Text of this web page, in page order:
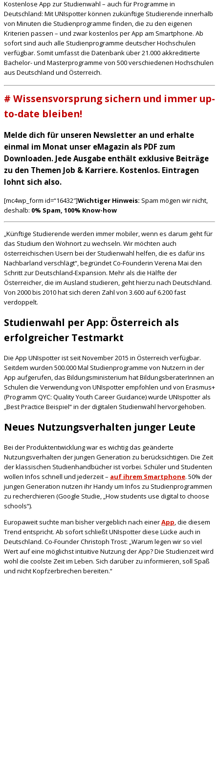
Kostenlose App zur Studienwahl – auch für Programme in
Deutschland: Mit UNIspotter können zukünftige Studierende innerhalb
von Minuten die Studienprogramme finden, die zu den eigenen
Kriterien passen – und zwar kostenlos per App am Smartphone. Ab
sofort sind auch alle Studienprogramme deutscher Hochschulen
verfügbar. Somit umfasst die Datenbank über 21.000 akkreditierte
Bachelor- und Masterprogramme von 500 verschiedenen Hochschulen
aus Deutschland und Österreich.
# Wissensvorsprung sichern und immer up-
to-date bleiben!
Melde dich für unseren Newsletter an und erhalte
einmal im Monat unser eMagazin als PDF zum
Downloaden. Jede Ausgabe enthält exklusive Beiträge
zu den Themen Job & Karriere. Kostenlos. Eintragen
lohnt sich also.
[mc4wp_form id=“16432″]Wichtiger Hinweis: Spam mögen wir nicht,
deshalb: 0% Spam, 100% Know-how
„Künftige Studierende werden immer mobiler, wenn es darum geht für
das Studium den Wohnort zu wechseln. Wir möchten auch
österreichischen Usern bei der Studienwahl helfen, die es dafür ins
Nachbarland verschlägt“, begründet Co-Founderin Verena Mai den
Schritt zur Deutschland-Expansion. Mehr als die Hälfte der
Österreicher, die im Ausland studieren, geht hierzu nach Deutschland.
Von 2000 bis 2010 hat sich deren Zahl von 3.600 auf 6.200 fast
verdoppelt.
Studienwahl per App: Österreich als
erfolgreicher Testmarkt
Die App UNIspotter ist seit November 2015 in Österreich verfügbar.
Seitdem wurden 500.000 Mal Studienprogramme von Nutzern in der
App aufgerufen, das Bildungsministerium hat BildungsberaterInnen an
Schulen die Verwendung von UNIspotter empfohlen und von Erasmus+
(Programm QYC: Quality Youth Career Guidance) wurde UNIspotter als
„Best Practice Beispiel“ in der digitalen Studienwahl hervorgehoben.
Neues Nutzungsverhalten junger Leute
Bei der Produktentwicklung war es wichtig das geänderte
Nutzungsverhalten der jungen Generation zu berücksichtigen. Die Zeit
der klassischen Studienhandbücher ist vorbei. Schüler und Studenten
wollen Infos schnell und jederzeit – auf ihrem Smartphone. 50% der
jungen Generation nutzen ihr Handy um Infos zu Studienprogrammen
zu recherchieren (Google Studie, „How students use digital to choose
schools“).
Europaweit suchte man bisher vergeblich nach einerApp, die diesem
Trend entspricht. Ab sofort schließt UNIspotter diese Lücke auch in
Deutschland. Co-Founder Christoph Trost: „Warum legen wir so viel
Wert auf eine möglichst intuitive Nutzung der App? Die Studienzeit wird
wohl die coolste Zeit im Leben. Sich darüber zu informieren, soll Spaß
und nicht Kopfzerbrechen bereiten.“